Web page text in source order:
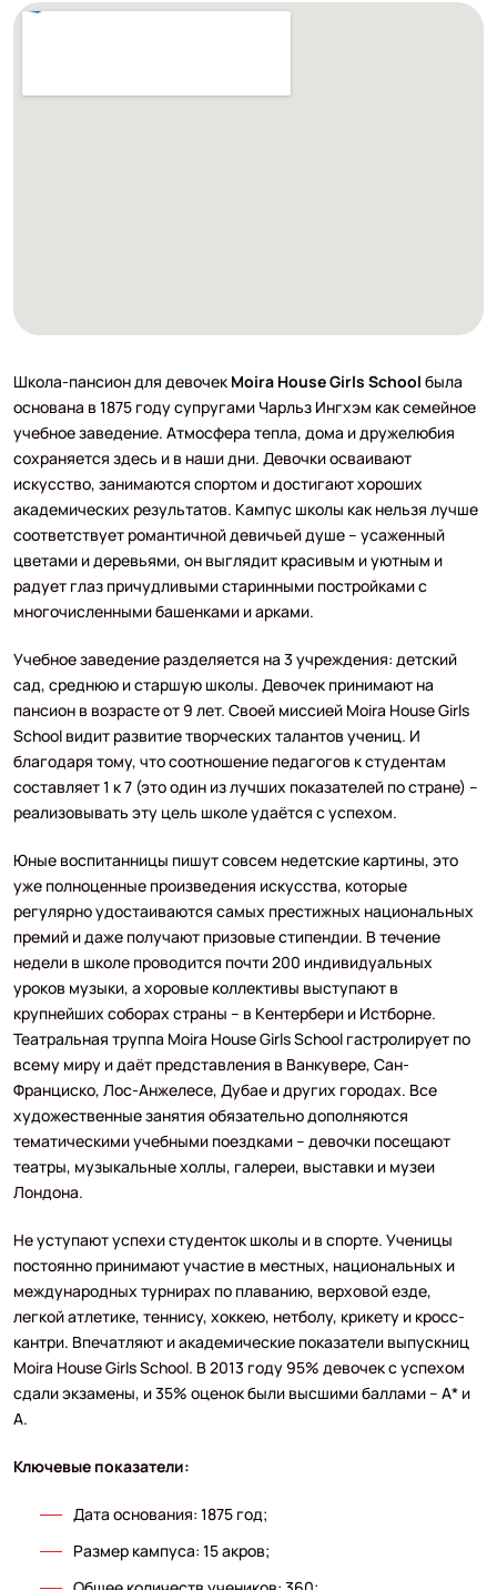
Школа-пансион для девочекMoira House Girls School была
основана в 1875 году супругами Чарльз Ингхэм как семейное
учебное заведение. Атмосфера тепла, дома и дружелюбия
сохраняется здесь и в наши дни. Девочки осваивают
искусство, занимаются спортом и достигают хороших
академических результатов. Кампус школы как нельзя лучше
соответствует романтичной девичьей душе – усаженный
цветами и деревьями, он выглядит красивым и уютным и
радует глаз причудливыми старинными постройками с
многочисленными башенками и арками.
Учебное заведение разделяется на 3 учреждения: детский
сад, среднюю и старшую школы. Девочек принимают на
пансион в возрасте от 9 лет. Своей миссией Moira House Girls
School видит развитие творческих талантов учениц. И
благодаря тому, что соотношение педагогов к студентам
составляет 1 к 7 (это один из лучших показателей по стране) –
реализовывать эту цель школе удаётся с успехом.
Юные воспитанницы пишут совсем недетские картины, это
уже полноценные произведения искусства, которые
регулярно удостаиваются самых престижных национальных
премий и даже получают призовые стипендии. В течение
недели в школе проводится почти 200 индивидуальных
уроков музыки, а хоровые коллективы выступают в
крупнейших соборах страны – в Кентербери и Истборне.
Театральная труппа Moira House Girls School гастролирует по
всему миру и даёт представления в Ванкувере, Сан-
Франциско, Лос-Анжелесе, Дубае и других городах. Все
художественные занятия обязательно дополняются
тематическими учебными поездками – девочки посещают
театры, музыкальные холлы, галереи, выставки и музеи
Лондона.
Не уступают успехи студенток школы и в спорте. Ученицы
постоянно принимают участие в местных, национальных и
международных турнирах по плаванию, верховой езде,
легкой атлетике, теннису, хоккею, нетболу, крикету и кросс-
кантри. Впечатляют и академические показатели выпускниц
Moira House Girls School. В 2013 году 95% девочек с успехом
сдали экзамены, и 35% оценок были высшими баллами – А* и
А.
Ключевые показатели:
Дата основания: 1875 год;
Размер кампуса: 15 акров;